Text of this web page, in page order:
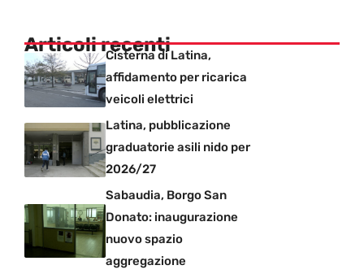
Articoli recenti
Cisterna di Latina,
affidamento per ricarica
veicoli elettrici
Latina, pubblicazione
graduatorie asili nido per
2026/27
Sabaudia, Borgo San
Donato: inaugurazione
nuovo spazio
aggregazione